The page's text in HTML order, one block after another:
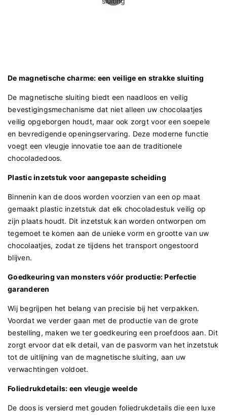
De magnetische charme: een veilige en strakke sluiting
De magnetische sluiting biedt een naadloos en veilig
bevestigingsmechanisme dat niet alleen uw chocolaatjes
veilig opgeborgen houdt, maar ook zorgt voor een soepele
en bevredigende openingservaring. Deze moderne functie
voegt een vleugje innovatie toe aan de traditionele
chocoladedoos.
Plastic inzetstuk voor aangepaste scheiding
Binnenin kan de doos worden voorzien van een op maat
gemaakt plastic inzetstuk dat elk chocoladestuk veilig op
zijn plaats houdt. Dit inzetstuk kan worden ontworpen om
tegemoet te komen aan de unieke vorm en grootte van uw
chocolaatjes, zodat ze tijdens het transport ongestoord
blijven.
Goedkeuring van monsters vóór productie: Perfectie
garanderen
Wij begrijpen het belang van precisie bij het verpakken.
Voordat we verder gaan met de productie van de grote
bestelling, maken we ter goedkeuring een proefdoos aan. Dit
zorgt ervoor dat elk detail, van de pasvorm van het inzetstuk
tot de uitlijning van de magnetische sluiting, aan uw
verwachtingen voldoet.
Foliedrukdetails: een vleugje weelde
De doos is versierd met gouden foliedrukdetails die een luxe